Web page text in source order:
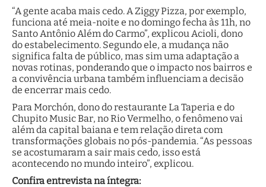
“A gente acaba mais cedo. A Ziggy Pizza, por exemplo,
funciona até meia-noite e no domingo fecha às 11h, no
Santo Antônio Além do Carmo”, explicou Acioli, dono
do estabelecimento. Segundo ele, a mudança não
significa falta de público, mas sim uma adaptação a
novas rotinas, ponderando que o impacto nos bairros e
a convivência urbana também influenciam a decisão
de encerrar mais cedo.
Para Morchón, dono do restaurante La Taperia e do
Chupito Music Bar, no Rio Vermelho, o fenômeno vai
além da capital baiana e tem relação direta com
transformações globais no pós-pandemia. “As pessoas
se acostumaram a sair mais cedo, isso está
acontecendo no mundo inteiro”, explicou.
Confira entrevista na íntegra: